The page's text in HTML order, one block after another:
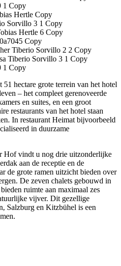
hectare grote terrein van het hotel
– het compleet gerenoveerde
en suites, en een groot
restaurants van het hotel staan
In restaurant Heimat bijvoorbeeld
in duurzame
Hof vindt u nog drie uitzonderlijke
aan de receptie en de
de grote ramen uitzicht bieden over
De zeven chalets gebouwd in
ruimte aan maximaal zes
vijver. Dit gezellige
Salzburg en Kitzbühel is een